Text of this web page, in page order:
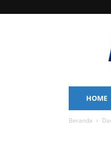
HOME
Beranda